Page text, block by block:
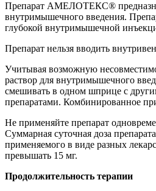
Препарат АМЕЛОТЕКС®
внутримышечного введения.
глубокой внутримышечной
Препарат нельзя вводить
Учитывая возможную
раствор для внутримышечного
смешивать в одном шприце с
препаратами. Комбинированное
Не применяйте препарат
Суммарная суточная доза
применяемого в виде разных
превышать 15 мг.
Продолжительность терапии